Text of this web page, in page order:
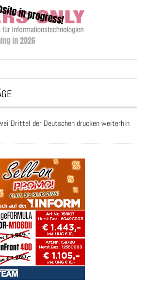
Drittel der Deutschen drucken weiterhin